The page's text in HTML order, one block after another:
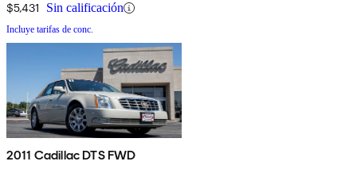
$5,431 Sin calificación
Incluye tarifas de conc.
2011 Cadillac DTS FWD